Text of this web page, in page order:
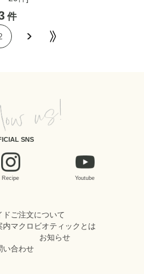
件
SNS
Recipe Youtube
ドご注文について
内マクロビオティックとは
お知らせ
い合わせ